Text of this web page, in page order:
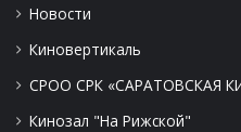
Новости
Киновертикаль
СРОО СРК «САРАТОВСКАЯ
Кинозал "На Рижской"